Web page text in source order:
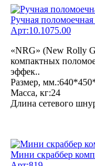
Ручная
Арт:10.1075.00
«NRG» (New Rolly
компактных
эффек..
Размер,
Масса, кг:24
Длина сетевого
Мини скраббер